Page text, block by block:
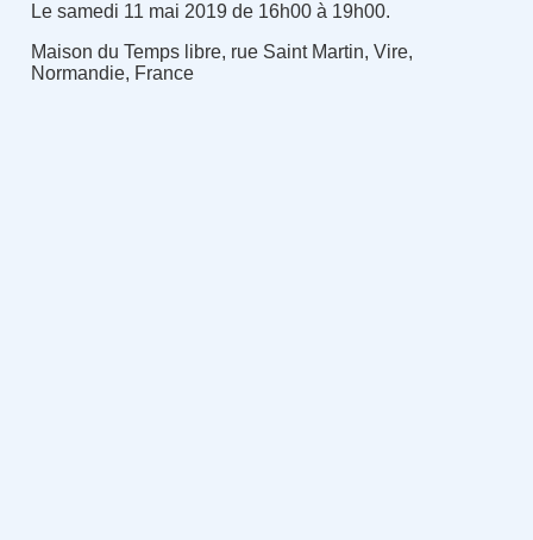
Le samedi 11 mai 2019 de 16h00 à 19h00.
Maison du Temps libre, rue Saint Martin, Vire,
Normandie, France